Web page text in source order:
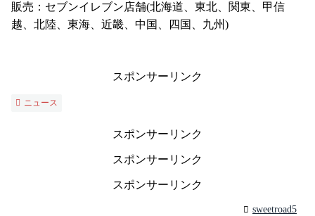
販売：セブンイレブン店舗(北海道、東北、関東、甲信
越、北陸、東海、近畿、中国、四国、九州)
スポンサーリンク
ニュース
スポンサーリンク
スポンサーリンク
スポンサーリンク
sweetroad5